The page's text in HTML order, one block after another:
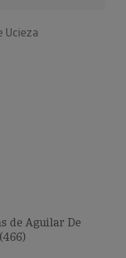
Ucieza
de Aguilar De